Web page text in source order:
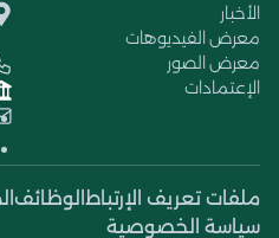
الأخبار
معرض الفيديوهات
معرض الصور
الإعتمادات
ملفات تعريف الإرتباط الوظائف
سياسة الخصوصية